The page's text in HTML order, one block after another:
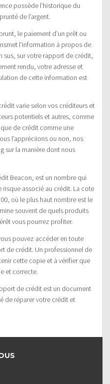
possède l’historique du
de l’argent.
le paiement d’un prêt ou
l’information à propos de
sus, sur votre rapport de crédit,
rendu, votre adresse et
de cette information est
varie selon vos créditeurs et
potentiels et autres, comme
de crédit comme une
l’appréciions ou non, nos
sur la manière dont nous
Beacon, est un nombre qui
risque associé au crédit. La cote
où le plus haut nombre est le
souvent de quels produits
vous pourrez profiter.
pouvez accéder en toute
de crédit. Un professionnel de
cette copie et à vérifier que
et correcte.
de crédit est un document
de réparer votre crédit et